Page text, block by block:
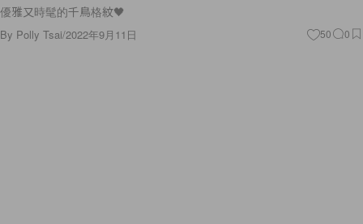
優雅又時髦的千鳥格紋🖤
By Polly Tsai/2022年9月11日 50 0